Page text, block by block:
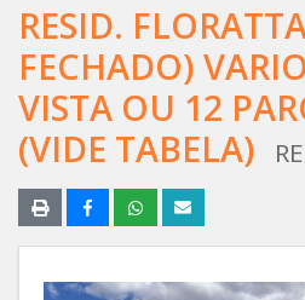
RESID.
FECHADO)
VISTA OU 12
(VIDE TABELA)